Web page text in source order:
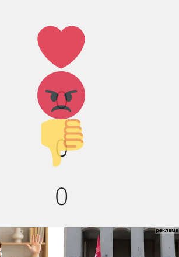
Лайк!
0
Агрессия!
0
Палец
вниз!
0